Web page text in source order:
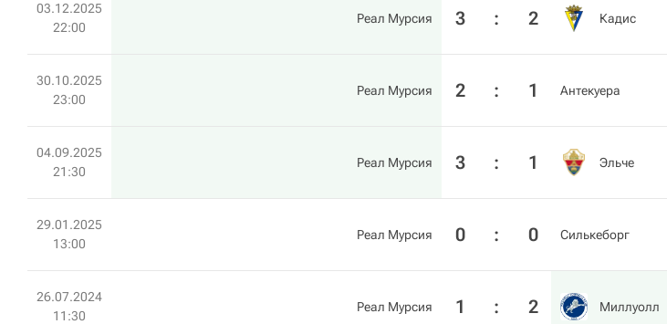
03.12.2025
22:00
Реал Мурсия 3 : 2 Кадис
30.10.2025
23:00
Реал Мурсия 2 : 1 Антекуера
04.09.2025
21:30
Реал Мурсия 3 : 1 Эльче
29.01.2025
13:00
Реал Мурсия 0 : 0 Силькеборг
26.07.2024
11:30
Реал Мурсия 1 : 2 Миллуолл